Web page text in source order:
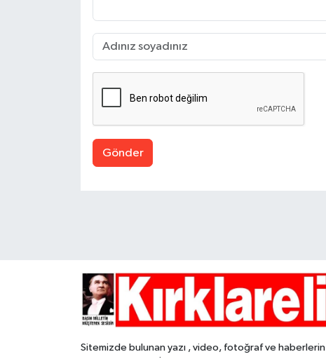
Gönder
Sitemizde bulunan yazı , video, fotoğraf ve haberlerin